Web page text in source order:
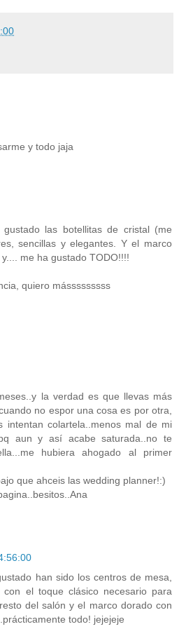
y todo jaja
las botellitas de cristal (me
sencillas y elegantes. Y el marco
me ha gustado TODO!!!!
quiero másssssssss
la verdad es que llevas más
no espor una cosa es por otra,
intentan colartela..menos mal de mi
aun y así acabe saturada..no te
hubiera ahogado al primer
que ahceis las wedding planner!:)
han sido los centros de mesa,
con el toque clásico necesario para
del salón y el marco dorado con
todo! jejejeje